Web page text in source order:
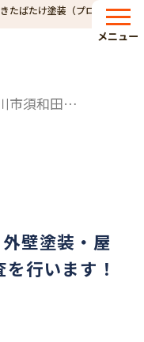
たばたけ塗装（プロタイム
メニュー
市川市須和田 H様邸 外壁塗装・屋根塗装に関する現場調査を行います！
壁塗装・屋
行います！